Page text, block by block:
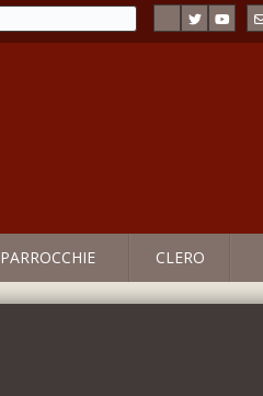
PARROCCHIE CLERO